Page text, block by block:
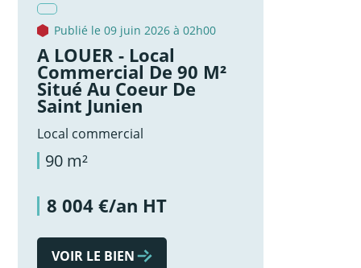
Publié le 09 juin 2026 à 02h00
A LOUER - Local
Commercial De 90 M²
Situé Au Coeur De
Saint Junien
Local commercial
90 m²
8 004 €/an HT
VOIR LE BIEN